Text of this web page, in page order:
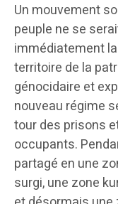
Un mouvement
peuple ne se
immédiatement
territoire de la
génocidaire et
nouveau régime
tour des prisons
occupants.
partagé en une
surgi, une zone